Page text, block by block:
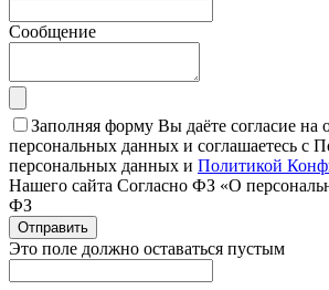
Сообщение
Заполняя форму Вы даёте согласие на
персональных данных и соглашаетесь с
персональных данных и Политикой
Нашего сайта Согласно ФЗ «О
ФЗ
Отправить
Это поле должно оставаться пустым